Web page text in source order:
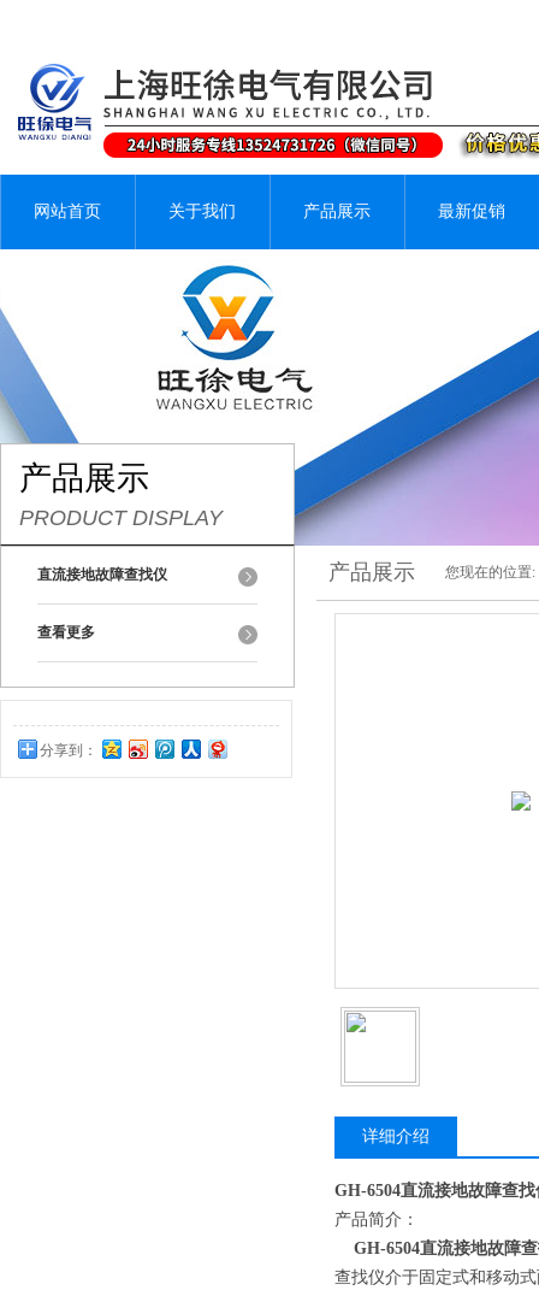
网站首页 关于我们 产品展示 最新促销
产品展示
PRODUCT DISPLAY
直流接地故障查找仪
查看更多
分享到：
产品展示 您现在的位置:
详细介绍
GH-6504直流接地故障查找
产品简介：
GH-6504直流接地故障
查找仪介于固定式和移动